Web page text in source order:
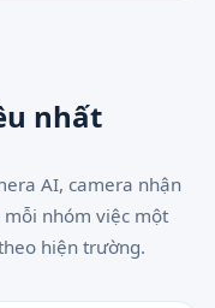
nhất
AI, camera nhận
nhóm việc một
hiện trường.